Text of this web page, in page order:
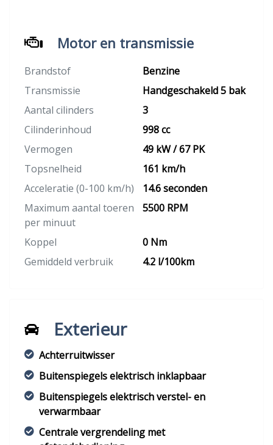
Motor en transmissie
Brandstof
Benzine
Transmissie
Handgeschakeld 5 bak
Aantal cilinders
3
Cilinderinhoud
998 cc
Vermogen
49 kW / 67 PK
Topsnelheid
161 km/h
Acceleratie (0-100 km/h)
14.6 seconden
Maximum aantal toeren
per minuut
5500 RPM
Koppel
0 Nm
Gemiddeld verbruik
4.2 l/100km
Exterieur
Achterruitwisser
Buitenspiegels elektrisch inklapbaar
Buitenspiegels elektrisch verstel- en
verwarmbaar
Centrale vergrendeling met